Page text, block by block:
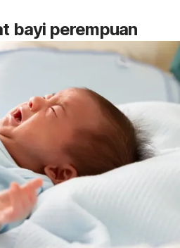
bayi perempuan